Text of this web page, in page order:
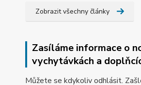
Zobrazit všechny články
Zasíláme informace o
vychytávkách a
Můžete se kdykoliv odhlásit.